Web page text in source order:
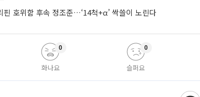
호위함 후속 정조준…‘14척+α’ 싹쓸이 노린다
화나요
0
슬퍼요
0